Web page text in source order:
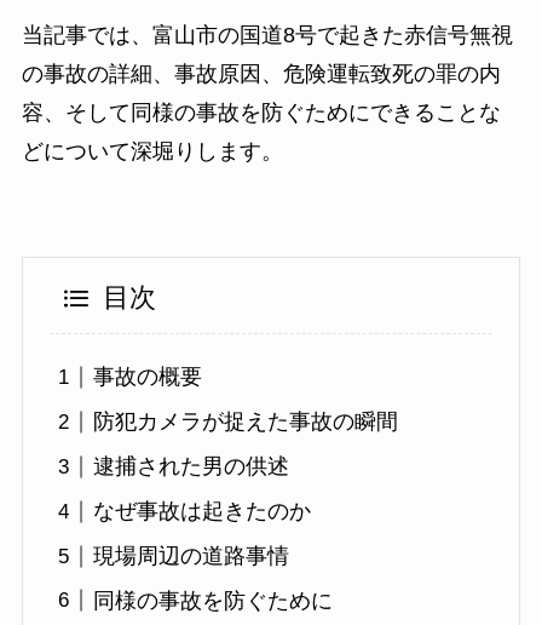
当記事では、富山市の国道8号で起きた赤信号無視
の事故の詳細、事故原因、危険運転致死の罪の内
容、そして同様の事故を防ぐためにできることな
どについて深堀りします。
目次
事故の概要
防犯カメラが捉えた事故の瞬間
逮捕された男の供述
なぜ事故は起きたのか
現場周辺の道路事情
同様の事故を防ぐために